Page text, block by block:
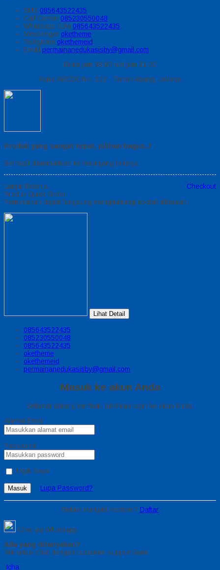
SMS 085643522435
Call Center 085230550048
Whatsapp Icha 085643522435
Messenger oketheme
Telegrram okethemeid
Email permainanedukasisby@gmail.com
Buka jam 08.00 s/d jam 21.00
Ruko ABCDE No. 123 - Tanah Abang, Jakarta
Produk yang sangat tepat, pilihan bagus..!
Berhasil ditambahkan ke keranjang belanja
Lanjut Belanja
Checkout
Produk Quick Order
Pemesanan dapat langsung menghubungi kontak dibawah:
Lihat Detail
085643522435
085230550048
085643522435
oketheme
okethemeid
permainanedukasisby@gmail.com
Masuk ke akun Anda
Selamat datang kembali, silahkan login ke akun Anda.
Alamat Email
Password
Ingat Saya
Masuk Lupa Password?
Belum menjadi member? Daftar
Chat via Whatsapp
Ada yang ditanyakan?
Klik untuk chat dengan customer support kami
Icha